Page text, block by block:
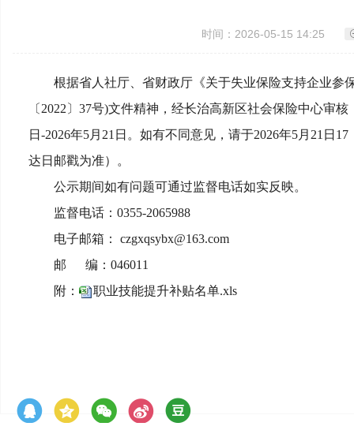
时间：2026-05-15 14:25
根据省人社厅、省财政厅《关于失业保险支持企业参
〔2022〕37号)文件精神，经长治高新区社会保险中心审
日-2026年5月21日。如有不同意见，请于2026年5月21日
达日邮戳为准）。
公示期间如有问题可通过监督电话如实反映。
监督电话：0355-2065988
电子邮箱： czgxqsybx@163.com
邮 编：046011
附：
职业技能提升补贴名单.xls